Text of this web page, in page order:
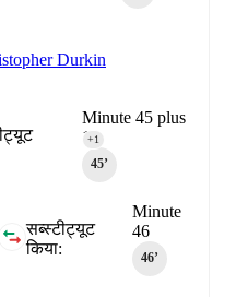
Durkin
Minute 45 plus
1
45‎’‎
+1
Minute
46
46‎’‎
सब्स्टीट्यूट
किया: